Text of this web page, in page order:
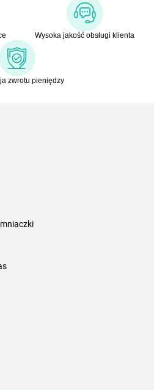
Wysoka jakość obsługi klienta
zwrotu pieniędzy